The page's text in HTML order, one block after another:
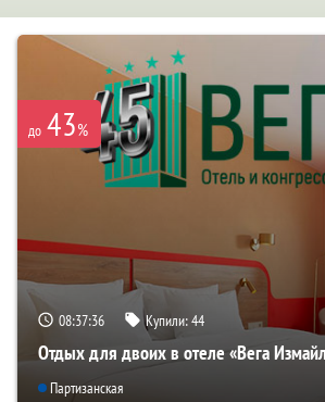
до 43%
08:37:36 Купили:44
Отдых для двоих в отеле «Вега
Партизанская